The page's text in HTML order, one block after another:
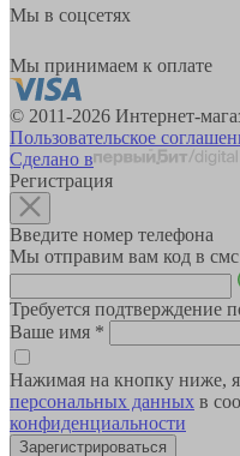
Мы в соцсетях
Мы принимаем к оплате
© 2011-2026 Интернет-
Пользовательское
Сделано в
Регистрация
Введите номер телефона
Мы отправим вам код в
Требуется подтверждение
Ваше имя *
Нажимая на кнопку ниже,
персональных данных в
конфиденциальности
Зарегистрироваться